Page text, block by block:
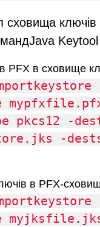
сховища ключів
Keytool
PFX в сховище
pkcs12 -
-
в PFX-